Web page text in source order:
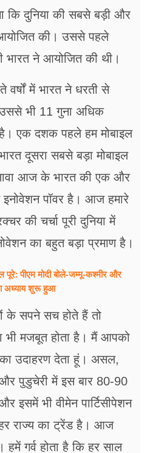
कि दुनिया की सबसे बड़ी और
की। उससे पहले
ने आयोजित की थी।
वर्षों में भारत ने धरती से
उससे भी 11 गुना अधिक
एक दशक पहले हम मोबाइल
दूसरा सबसे बड़ा मोबाइल
आज के भारत की एक और
पॉवर है। आज हमारे
की चर्चा पूरी दुनिया में
का बहुत बड़ा प्रमाण है।
पीएम मोदी बोले-जम्मू-कश्मीर और
अध्याय शुरू हुआ
के सपने सच होते हैं तो
भी मजबूत होता है। मैं आपको
उदाहरण देता हूं। असल,
पुडुचेरी में इस बार 80-90
इसमें भी वीमेन पार्टिसीपेशन
राज्य का ट्रेंड है। आज
हमें गर्व होता है कि हर साल